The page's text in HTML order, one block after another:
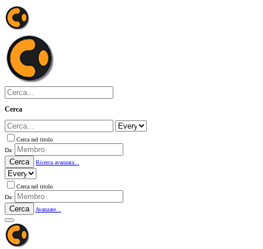
Cerca
Cerca nel titolo
Da:
Cerca Ricerca avanzata...
Cerca nel titolo
Da:
Cerca Avanzate...